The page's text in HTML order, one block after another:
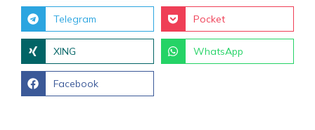
Telegram Pocket
XING WhatsApp
Facebook